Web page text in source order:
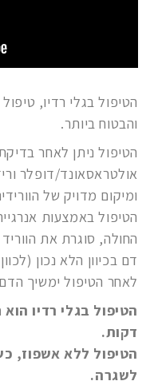
הטיפול בגלי רדיו,
והבטוח ביותר.
הטיפול ניתן לאחר
אולטראסאונד/דופלר
ומיקום מדויק של
הטיפול באמצעות
החולה, סוגרת את
דם בכיוון הלא נכון
לאחר הטיפול ימשיך
דקות.
הטיפול ללא אשפוז,
לשגרה.